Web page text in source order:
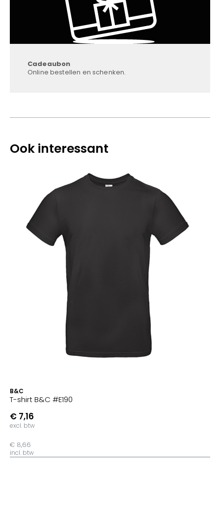
Cadeaubon
Online bestellen en schenken.
Ook interessant
B&C
T-shirt B&C #E190
€ 7,16
excl. btw
€ 8,66
incl. btw